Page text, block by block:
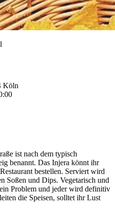
Köln
ist nach dem typisch
benannt. Das Injera könnt ihr
bestellen. Serviert wird
Soßen und Dips. Vegetarisch und
Problem und jeder wird definitiv
die Speisen, solltet ihr Lust